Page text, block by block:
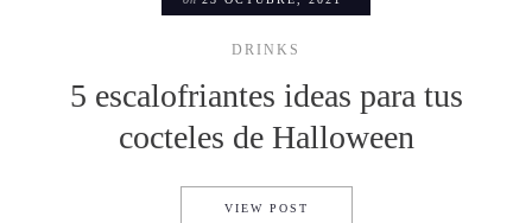
DRINKS
5 escalofriantes ideas para tus
cocteles de Halloween
VIEW POST